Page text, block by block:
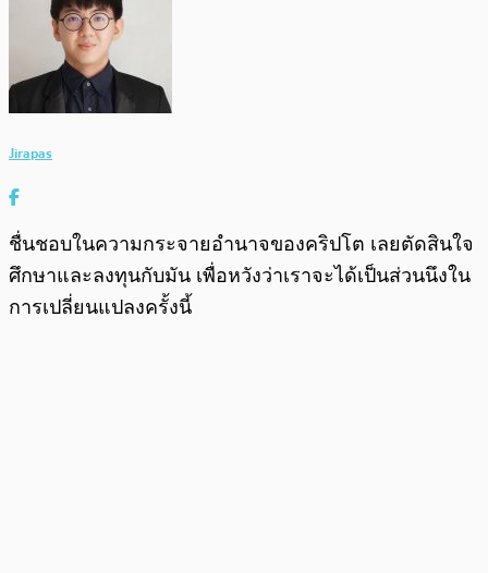
Jirapas
ชื่นชอบในความกระจายอำนาจของคริปโต เลยตัดสินใจ
ศึกษาและลงทุนกับมัน เพื่อหวังว่าเราจะได้เป็นส่วนนึงใน
การเปลี่ยนแปลงครั้งนี้